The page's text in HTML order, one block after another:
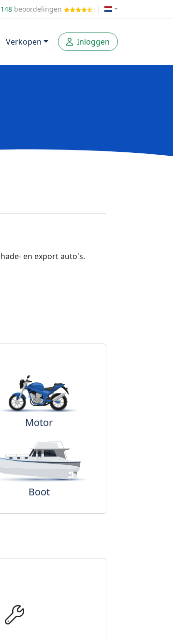
beoordelingen
Verkopen Inloggen
en export auto's.
Motor
Boot